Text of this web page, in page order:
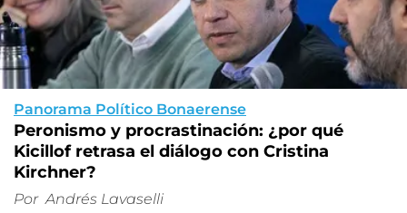
Panorama Político Bonaerense
Peronismo y procrastinación: ¿por qué
Kicillof retrasa el diálogo con Cristina
Kirchner?
Por Andrés Lavaselli